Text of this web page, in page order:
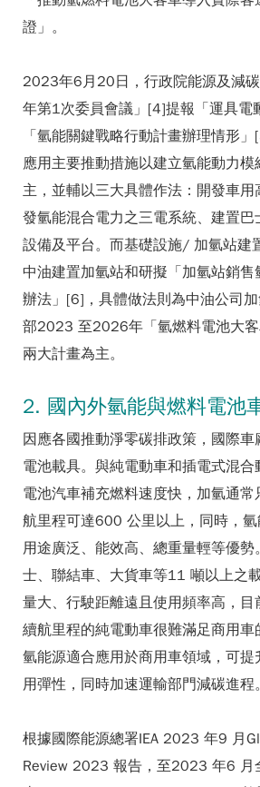
證」。
2023年6月20日，行政院能源及減
年第1次委員會議」[4]提報「運具電
「氫能關鍵戰略行動計畫辦理情形
應用主要推動措施以建立氫能動力
主，並輔以三大具體作法：開發車用
發氫能混合電力之三電系統、建置巴
設備及平台。而基礎設施/ 加氫站建
中油建置加氫站和研擬「加氫站銷
辦法」[6]，具體做法則為中油公司
部2023 至2026年「氫燃料電池大
兩大計畫為主。
2. 國內外氫能與燃料電池
因應各國推動淨零碳排政策，國際
電池載具。與純電動車和插電式混
電池汽車補充燃料速度快，加氫通
航里程可達600 公里以上，同時，氫
用途廣泛、能效高、總重量輕等優
士、聯結車、大貨車等11 噸以上之
量大、行駛距離遠且使用頻率高，目
續航里程的純電動車很難滿足商用車
氫能源適合應用於商用車領域，可
用彈性，同時加速運輸部門減碳進程。
根據國際能源總署IEA 2023 年9 月
Review 2023 報告，至2023 年6 月